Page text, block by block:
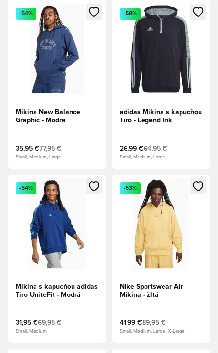
Otvorí modál na prihlásenie alebo registráciu ako člen
-54%
Mikina New Balance
Graphic - Modrá
35,95 €77,95 €
Small, Medium, Large
Otvorí modál na prihlásenie
-58%
adidas Mikina s kapucňou
Tiro - Legend Ink
26,99 €64,95 €
Small, Medium, Large
Otvorí modál na prihlásenie alebo registráciu ako člen
-54%
Mikina s kapucňou adidas
Tiro UniteFit - Modrá
31,95 €69,95 €
Small, Medium
Otvorí modál na prihlásenie
-53%
Nike Sportswear Air
Mikina - žltá
41,99 €89,95 €
Small, Medium, Large, X-Large